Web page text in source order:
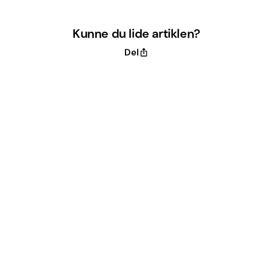
Kunne du lide artiklen?
Del